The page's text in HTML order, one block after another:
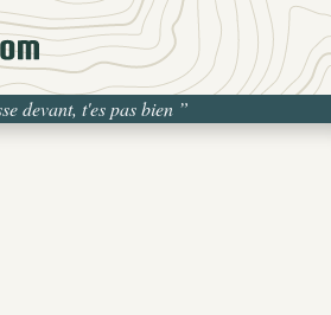
devant, t'es pas bien ”